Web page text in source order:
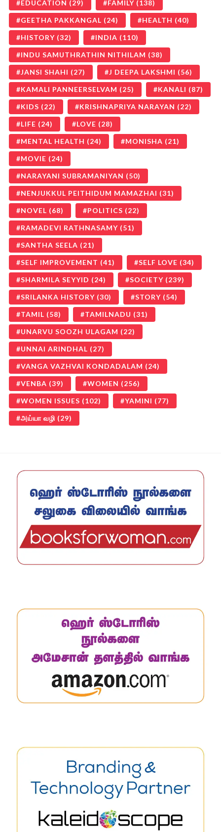
EDUCATION (29) FAMILY (138)
GEETHA PAKKANGAL (24) HEALTH (40)
HISTORY (32) INDIA (110)
INDU SAMUTHRATHIN NITHILAM (38)
JANSI SHAHI (27) J DEEPA LAKSHMI (56)
KAMALI PANNEERSELVAM (25) KANALI (87)
KIDS (22) KRISHNAPRIYA NARAYAN (22)
LIFE (24) LOVE (28)
MENTAL HEALTH (24) MONISHA (21)
MOVIE (24)
NARAYANI SUBRAMANIYAN (50)
NENJUKKUL PEITHIDUM MAMAZHAI (31)
NOVEL (68) POLITICS (22)
RAMADEVI RATHNASAMY (51)
SANTHA SEELA (21)
SELF IMPROVEMENT (41) SELF LOVE (34)
SHARMILA SEYYID (24) SOCIETY (239)
SRILANKA HISTORY (30) STORY (54)
TAMIL (58) TAMILNADU (31)
UNARVU SOOZH ULAGAM (22)
UNNAI ARINDHAL (27)
VANGA VAZHVAI KONDADALAM (24)
VENBA (39) WOMEN (256)
WOMEN ISSUES (102) YAMINI (77)
அய்யா வழி (29)